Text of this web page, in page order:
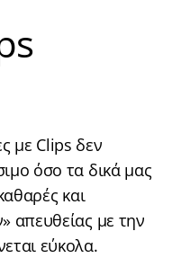
με Clips δεν
όσο τα δικά μας
και
απευθείας με την
εύκολα.